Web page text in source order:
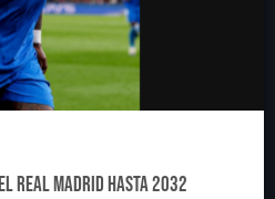
Real Madrid hasta 2032